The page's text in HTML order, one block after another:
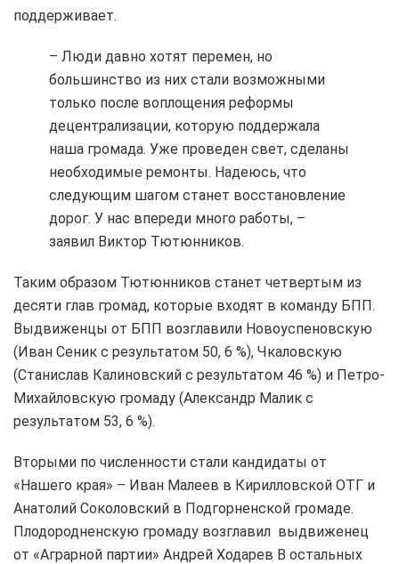
поддерживает.
– Люди давно хотят перемен, но
большинство из них стали возможными
только после воплощения реформы
децентрализации, которую поддержала
наша громада. Уже проведен свет, сделаны
необходимые ремонты. Надеюсь, что
следующим шагом станет восстановление
дорог. У нас впереди много работы, –
заявил Виктор Тютюнников.
Таким образом Тютюнников станет четвертым из
десяти глав громад, которые входят в команду БПП.
Выдвиженцы от БПП возглавили Новоуспеновскую
(Иван Сеник с результатом 50, 6 %), Чкаловскую
(Станислав Калиновский с результатом 46 %) и Петро-
Михайловскую громаду (Александр Малик с
результатом 53, 6 %).
Вторыми по численности стали кандидаты от
«Нашего края» – Иван Малеев в Кирилловской ОТГ и
Анатолий Соколовский в Подгорненской громаде.
Плодородненскую громаду возглавил выдвиженец
от «Аграрной партии» Андрей Ходарев В остальных